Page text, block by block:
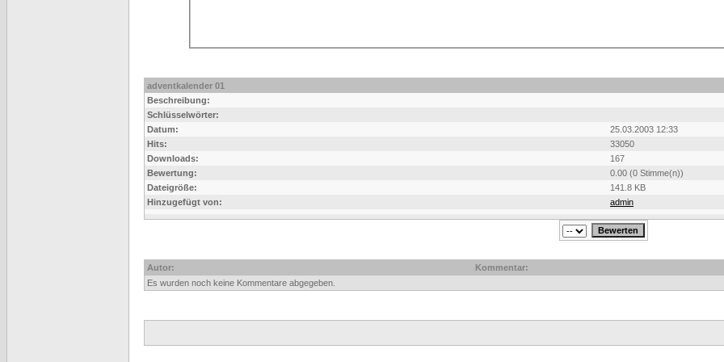
adventkalender 01
Beschreibung:
Schlüsselwörter:
Datum:
25.03.2003 12:33
Hits:
33050
Downloads:
167
Bewertung:
0.00 (0 Stimme(n))
Dateigröße:
141.8 KB
Hinzugefügt von:
admin
Autor:
Kommentar:
Es wurden noch keine Kommentare abgegeben.